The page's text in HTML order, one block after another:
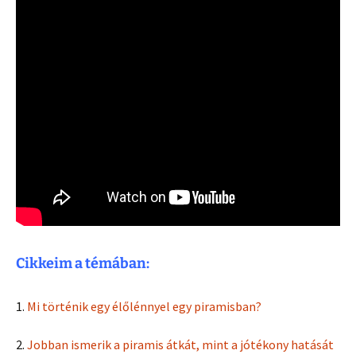
Cikkeim a témában:
1. Mi történik egy élőlénnyel egy piramisban?
2. Jobban ismerik a piramis átkát, mint a jótékony hatását